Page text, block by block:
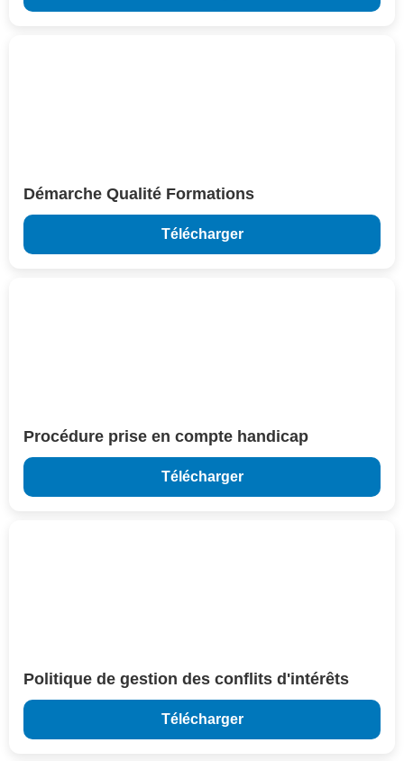
Démarche Qualité Formations
Télécharger
Procédure prise en compte handicap
Télécharger
Politique de gestion des conflits d'intérêts
Télécharger